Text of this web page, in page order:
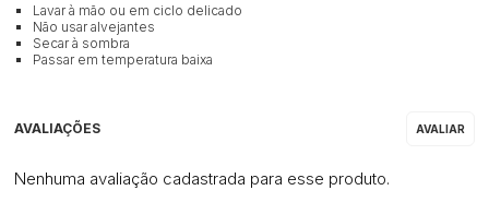
Lavar à mão ou em ciclo delicado
Não usar alvejantes
Secar à sombra
Passar em temperatura baixa
Nenhuma avaliação cadastrada para esse produto.